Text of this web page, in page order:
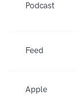
Podcast
Feed
Apple